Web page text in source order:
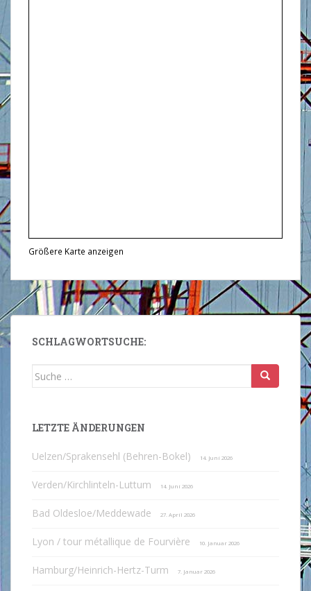
Größere Karte anzeigen
SCHLAGWORTSUCHE:
Suche
LETZTE ÄNDERUNGEN
Uelzen/Sprakensehl (Behren-Bokel) 14. Juni 2026
Verden/Kirchlinteln-Luttum 14. Juni 2026
Bad Oldesloe/Meddewade 27. April 2026
Lyon / tour métallique de Fourvière 10. Januar 2026
Hamburg/Heinrich-Hertz-Turm 7. Januar 2026